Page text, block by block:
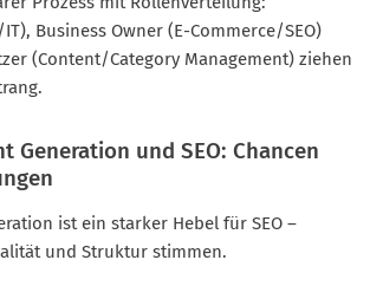
Business Owner (E-Commerce/SEO)
(Content/Category Management) ziehen
Generation und SEO: Chancen
ist ein starker Hebel für SEO –
und Struktur stimmen.